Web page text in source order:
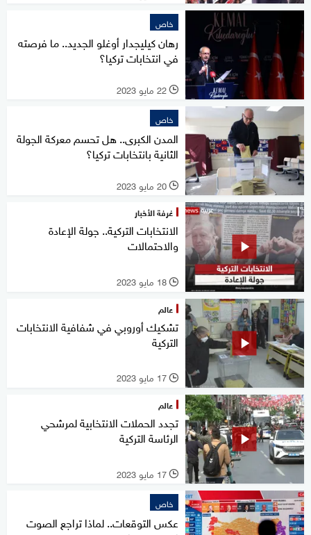
خاص
رهان كيليجدار أوغلو الجديد.. ما فرصته
في انتخابات تركيا؟
l 22 مايو 2023
خاص
المدن الكبرى.. هل تحسم معركة الجولة
الثانية بانتخابات تركيا؟
l 20 مايو 2023
غرفة الأخبار
الانتخابات التركية.. جولة الإعادة
والاحتمالات
l 18 مايو 2023
عالم
تشكيك أوروبي في شفافية الانتخابات
التركية
l 17 مايو 2023
عالم
تجدد الحملات الانتخابية لمرشحي
الرئاسة التركية
l 17 مايو 2023
خاص
عكس التوقعات.. لماذا تراجع الصوت